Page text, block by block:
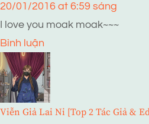
20/01/2016 at 6:59 sáng
I love you moak moak~~~
Bình luận
Viễn Giả Lai Ni [Top 2 Tác Giả &